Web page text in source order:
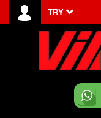
TRY